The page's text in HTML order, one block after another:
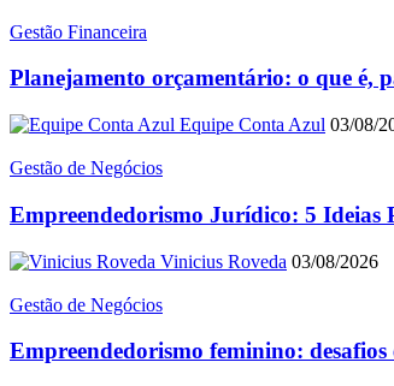
Gestão Financeira
Planejamento orçamentário: o que é,
Equipe Conta Azul 03/08/
Gestão de Negócios
Empreendedorismo Jurídico: 5 Ideias
Vinicius Roveda 03/08/2026
Gestão de Negócios
Empreendedorismo feminino: